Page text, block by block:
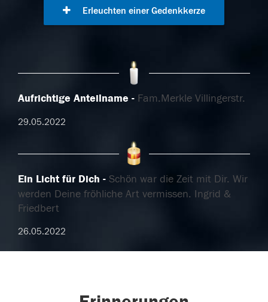
Erleuchten einer Gedenkkerze
Aufrichtige Anteilname Fam.Merkle Villingerstr.
29.05.2022
Ein Licht für Dich
Schön war die Zeit mit Dir. Wir
werden Deine fröhliche Art vermissen. Ingrid &
Friedbert
26.05.2022